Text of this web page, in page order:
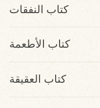
كتاب النفقات
كتاب الأطعمة
كتاب العقيقة